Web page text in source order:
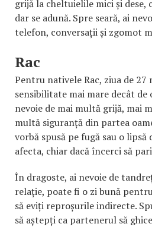
grijă la cheltuielile mici și
dar se adună. Spre seară, ai
telefon, conversații și zgomot
Rac
Pentru nativele Rac, ziua de 27
sensibilitate mai mare decât de
nevoie de mai multă grijă, mai
multă siguranță din partea
vorbă spusă pe fugă sau o
afecta, chiar dacă încerci să
În dragoste, ai nevoie de
relație, poate fi o zi bună
să eviți reproșurile indirecte.
să aștepți ca partenerul să